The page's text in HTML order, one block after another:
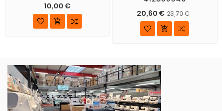
10,00 €

20,60 € 23,70 €
